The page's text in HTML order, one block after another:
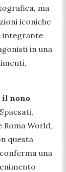
ma
iconiche
integrante
in una
il nono
Roma World,
questa
una